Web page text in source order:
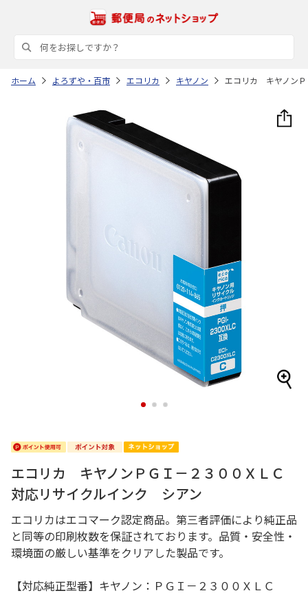
ホーム よろずや・百市 エコリカ キヤノン エコリカ キヤノン
1 2 3
エコリカ キヤノンＰＧＩ－２３００ＸＬＣ
対応リサイクルインク シアン
エコリカはエコマーク認定商品。第三者評価により純正品
と同等の印刷枚数を保証されております。品質・安全性・
環境面の厳しい基準をクリアした製品です。
【対応純正型番】キヤノン：ＰＧＩ－２３００ＸＬＣ